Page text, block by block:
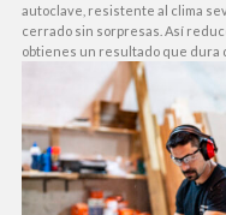
autoclave, resistente al clima
cerrado sin sorpresas. Así
obtienes un resultado que dura